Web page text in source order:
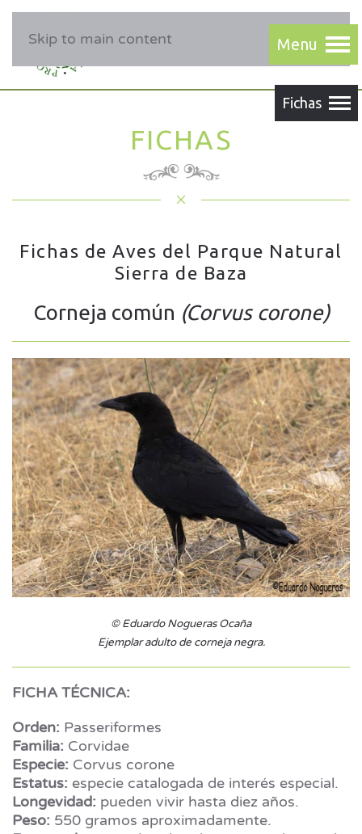
Skip to main content
FICHAS
Fichas de Aves del Parque Natural
Sierra de Baza
Corneja común (Corvus corone)
© Eduardo Nogueras Ocaña
Ejemplar adulto de corneja negra.
FICHA TÉCNICA:
Orden: Passeriformes
Familia: Corvidae
Especie: Corvus corone
Estatus: especie catalogada de interés especial.
Longevidad: pueden vivir hasta diez años.
Peso: 550 gramos aproximadamente.